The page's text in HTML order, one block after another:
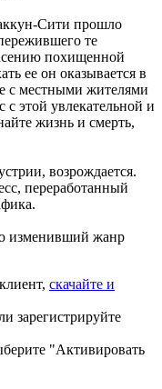
Сити прошло
те
похищенной
ее он оказывается в
с местными жителями
с этой увлекательной и
жизнь и смерть,
возрождается.
переработанный
изменивший жанр
скачайте и
зарегистрируйте
"Активировать